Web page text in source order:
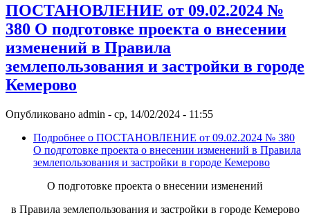
ПОСТАНОВЛЕНИЕ от 09.02.2024 №
380 О подготовке проекта о внесении
изменений в Правила
землепользования и застройки в городе
Кемерово
Опубликовано admin - ср, 14/02/2024 - 11:55
Подробнее о ПОСТАНОВЛЕНИЕ от 09.02.2024 № 380
О подготовке проекта о внесении изменений в Правила
землепользования и застройки в городе Кемерово
О подготовке проекта о внесении изменений
в Правила землепользования и застройки в городе Кемерово